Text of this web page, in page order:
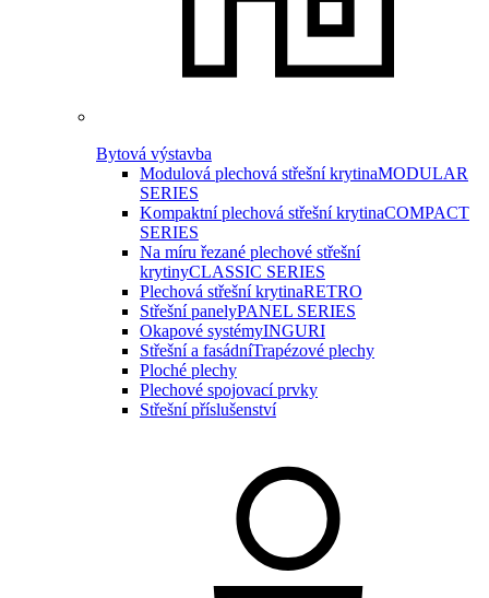
Bytová výstavba
Modulová plechová střešní krytinaMODULAR
SERIES
Kompaktní plechová střešní krytinaCOMPACT
SERIES
Na míru řezané plechové střešní
krytinyCLASSIC SERIES
Plechová střešní krytinaRETRO
Střešní panelyPANEL SERIES
Okapové systémyINGURI
Střešní a fasádníTrapézové plechy
Ploché plechy
Plechové spojovací prvky
Střešní příslušenství